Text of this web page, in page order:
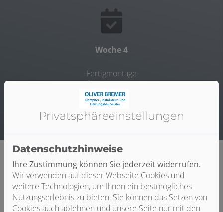
Woche 4
Fertigmontage
Übergabe Bad
Fresh-up für Ihr Bad von Oliver
Bremer
Privatsphäre­einstellungen
Datenschutzhinweise
Ihre Zustimmung können Sie jederzeit widerrufen.
Wir verwenden auf dieser Webseite Cookies und
weitere Technologien, um Ihnen ein bestmögliches
Nutzungserlebnis zu bieten. Sie können das Setzen von
Cookies auch ablehnen und unsere Seite nur mit den